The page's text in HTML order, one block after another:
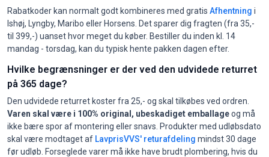
Rabatkoder kan normalt godt kombineres med gratis Afhentning i
Ishøj, Lyngby, Maribo eller Horsens. Det sparer dig fragten (fra 35,-
til 399,-) uanset hvor meget du køber. Bestiller du inden kl. 14
mandag - torsdag, kan du typisk hente pakken dagen efter.
Hvilke begrænsninger er der ved den udvidede returret
på 365 dage?
Den udvidede returret koster fra 25,- og skal tilkøbes ved ordren.
Varen skal være i 100% original, ubeskadiget emballageog må
ikke bære spor af montering eller snavs. Produkter med udløbsdato
skal være modtaget af LavprisVVS' returafdeling mindst 30 dage
før udløb. Forseglede varer må ikke have brudt plombering, hvis du